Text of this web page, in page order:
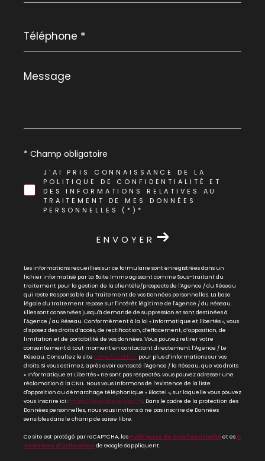
*
Message
*
J'AI PRIS CONNAISSANCE DE LA
POLITIQUE DE CONFIDENTIALITÉ ET
DES INFORMATIONS RELATIVES AU
TRAITEMENT DE MES DONNÉES
PERSONNELLES (*)*
* Champ obligatoire
ENVOYER
Les informations recueillies sur ce formulaire sont enregistrées dans un
fichier informatisé par La Boite Immo agissant comme Sous-traitant du
traitement pour la gestion de la clientèle/prospects de l'Agence / du Réseau
qui reste Responsable du Traitement de vos Données personnelles. La base
légale du traitement repose sur l'intérêt légitime de l'Agence / du Réseau.
Elles sont conservées jusqu'à demande de suppression et sont destinées à
l'Agence / au Réseau. Conformément à la loi « informatique et libertés », vous
disposez des droits d’accès, de rectification, d’effacement, d’opposition, de
limitation et de portabilité de vos données. Vous pouvez retirer votre
consentement à tout moment en contactant directement l’Agence / Le
Réseau. Consultez le site https://cnil.fr/fr pour plus d’informations sur vos
droits. Si vous estimez, après avoir contacté l'Agence / le Réseau, que vos droits
« Informatique et Libertés » ne sont pas respectés, vous pouvez adresser une
réclamation à la CNIL. Nous vous informons de l’existence de la liste
d'opposition au démarchage téléphonique « Bloctel », sur laquelle vous pouvez
vous inscrire ici : https://www.bloctel.gouv.fr. Dans le cadre de la protection des
Données personnelles, nous vous invitons à ne pas inscrire de Données
sensibles dans le champ de saisie libre.
Ce site est protégé par reCAPTCHA, les Politiques de Confidentialitéet es C
onditions d'utilisation de Google s'appliquent.